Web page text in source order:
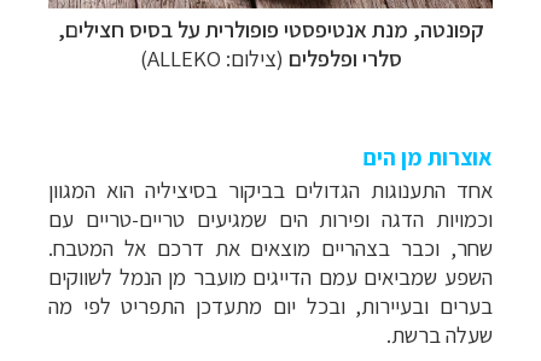
קפונטה, מנת אנטיפסטי פופולרית על בסיס חצילים,
סלרי ופלפלים (צילום: ALLEKO)
אוצרות מן הים
אחד התענוגות הגדולים בביקור בסיציליה הוא המגוון
וכמויות הדגה ופירות הים שמגיעים טריים-טריים עם
שחר, וכבר בצהריים מוצאים את דרכם אל המטבח.
השפע שמביאים עמם הדייגים מועבר מן הנמל לשווקים
בערים ובעיירות, ובכל יום מתעדכן התפריט לפי מה
שעלה ברשת.